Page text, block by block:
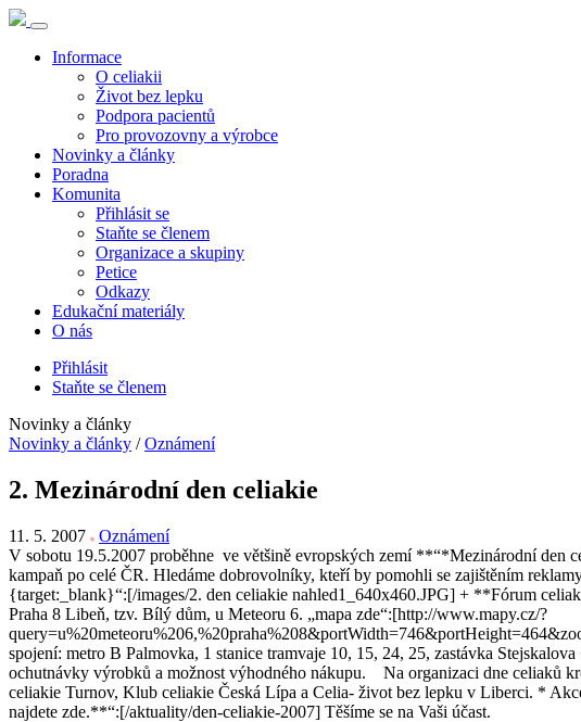
Informace
O celiakii
Život bez lepku
Podpora pacientů
Pro provozovny a výrobce
Novinky a články
Poradna
Komunita
Přihlásit se
Staňte se členem
Organizace a skupiny
Petice
Odkazy
Edukační materiály
O nás
Přihlásit
Staňte se členem
Novinky a články
Novinky a články / Oznámení
2. Mezinárodní den celiakie
11. 5. 2007
Oznámení
V sobotu 19.5.2007 proběhne ve většině evropských zemí **“*Mezinárodní
kampaň po celé ČR. Hledáme dobrovolníky, kteří by pomohli se zajištěním
{target:_blank}“:[/images/2. den celiakie nahled1_640x460.JPG] + **Fórum
Praha 8 Libeň, tzv. Bílý dům, u Meteoru 6. „mapa zde“:[http://www.mapy.cz/?
spojení: metro B Palmovka, 1 stanice tramvaje 10, 15, 24, 25, zastávka
ochutnávky výrobků a možnost výhodného nákupu. Na organizaci dne celiaků
celiakie Turnov, Klub celiakie Česká Lípa a Celia- život bez lepku v Liberci. *
najdete zde.**“:[/aktuality/den-celiakie-2007] Těšíme se na Vaši účast.